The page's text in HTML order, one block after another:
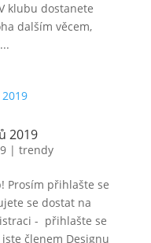
klubu dostanete
dalším věcem,
2019
| trendy
Prosím přihlašte se
se dostat na
- přihlašte se
členem Designu